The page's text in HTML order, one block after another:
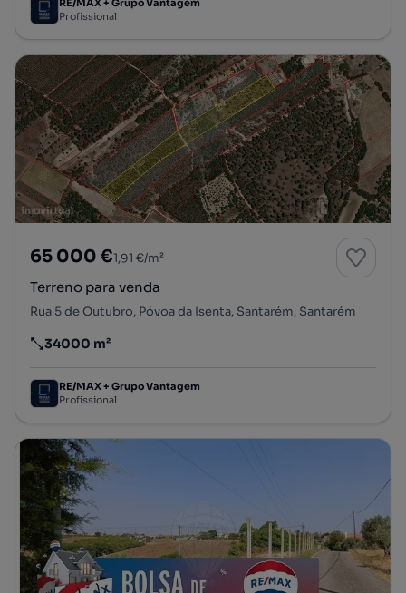
RE/MAX + Grupo Vantagem
Profissional
65 000 €1,91 €/m²
Terreno para venda
Rua 5 de Outubro, Póvoa da Isenta, Santarém, Santarém
Preço por metro quadrado
34000 m²
RE/MAX + Grupo Vantagem
Profissional